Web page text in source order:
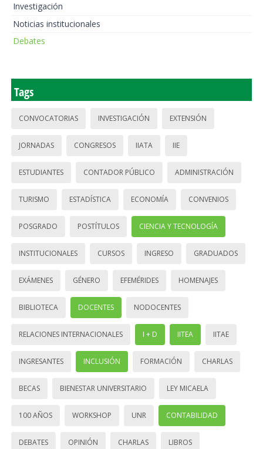
Investigación
Noticias institucionales
Debates
Tags
CONVOCATORIAS INVESTIGACIÓN EXTENSIÓN
JORNADAS CONGRESOS IIATA IIE
ESTUDIANTES CONTADOR PÚBLICO ADMINISTRACIÓN
TURISMO ESTADÍSTICA ECONOMÍA CONVENIOS
POSGRADO POSTÍTULOS CIENCIA Y TECNOLOGÍA
INSTITUCIONALES CURSOS INGRESO GRADUADOS
EXÁMENES GÉNERO EFEMÉRIDES HOMENAJES
BIBLIOTECA DOCENTES NODOCENTES
RELACIONES INTERNACIONALES I + D IITEA IITAE
INGRESANTES INCLUSIÓN FORMACIÓN CHARLAS
BECAS BIENESTAR UNIVERSITARIO LEY MICAELA
100 AÑOS WORKSHOP UNR CONTABILIDAD
DEBATES OPINIÓN CHARLAS LIBROS